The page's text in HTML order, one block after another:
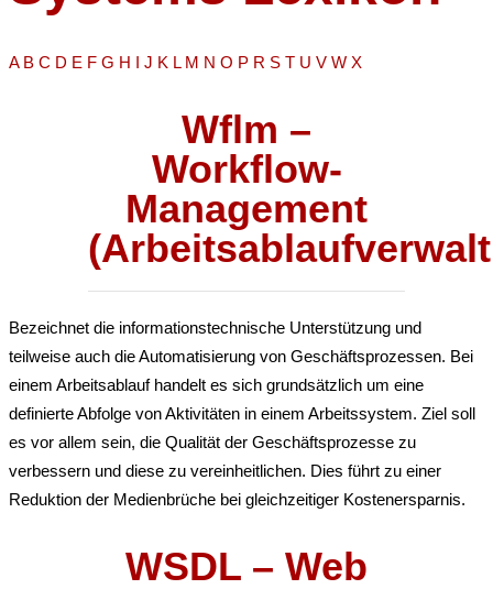
A B C D E F G H I J K L M N O P R S T U V W X
Wflm –
Workflow-
Management
Bezeichnet die informationstechnische Unterstützung und
teilweise auch die Automatisierung von Geschäftsprozessen. Bei
einem Arbeitsablauf handelt es sich grundsätzlich um eine
definierte Abfolge von Aktivitäten in einem Arbeitssystem. Ziel soll
es vor allem sein, die Qualität der Geschäftsprozesse zu
verbessern und diese zu vereinheitlichen. Dies führt zu einer
Reduktion der Medienbrüche bei gleichzeitiger Kostenersparnis.
WSDL – Web